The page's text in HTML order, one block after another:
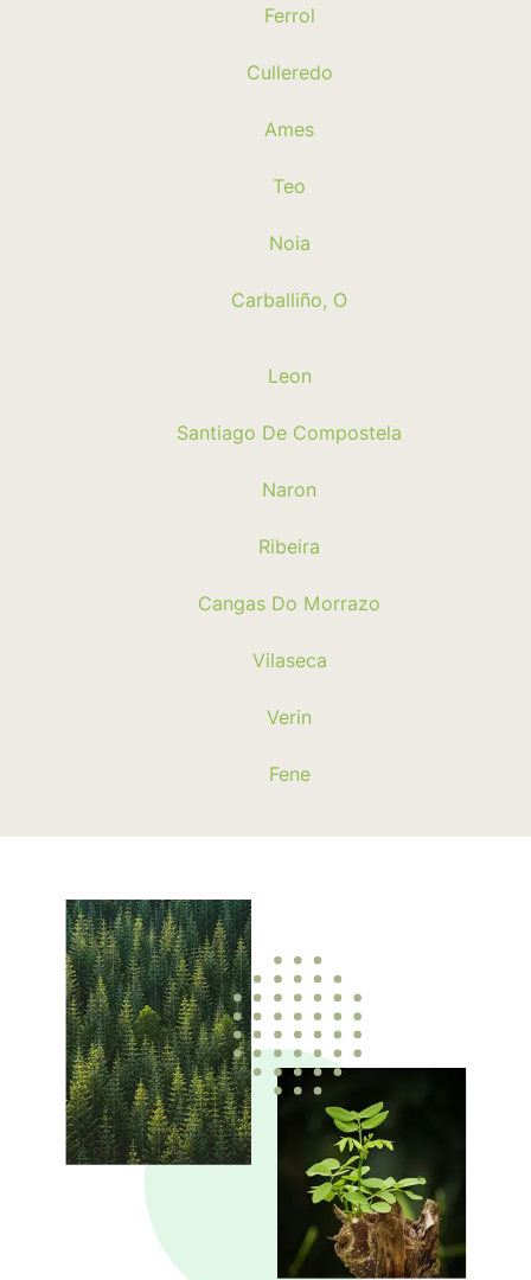
Ferrol
Culleredo
Ames
Teo
Noia
Carballiño, O
Leon
Santiago De Compostela
Naron
Ribeira
Cangas Do Morrazo
Vilaseca
Verin
Fene